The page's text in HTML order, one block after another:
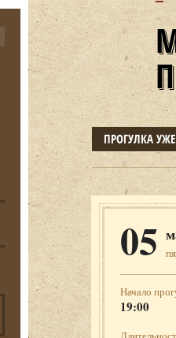
ПРОГУЛКА
05
Начало
19:00